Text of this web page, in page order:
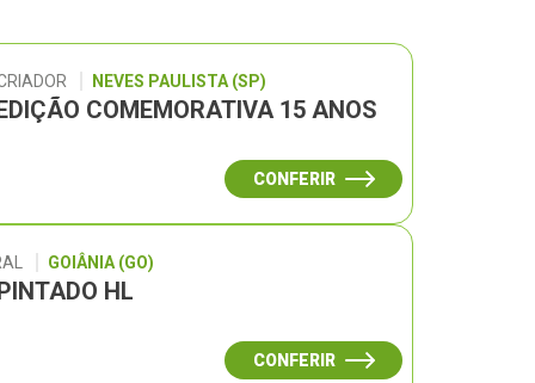
NEVES PAULISTA (SP)
COMEMORATIVA 15 ANOS
CONFERIR
GOIÂNIA (GO)
HL
CONFERIR